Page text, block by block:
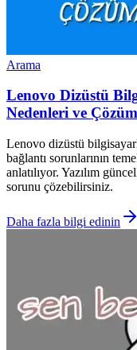
Arama
Lenovo Dizüstü
Nedenleri ve
Lenovo dizüstü
bağlantı sorunlarının
anlatılıyor. Yazılım
sorunu çözebilirsiniz.
Daha fazla bilgi edinin